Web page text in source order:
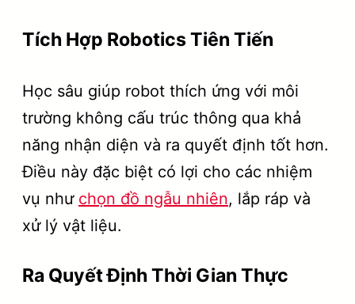
Tích Hợp Robotics Tiên Tiến
Học sâu giúp robot thích ứng với môi
trường không cấu trúc thông qua khả
năng nhận diện và ra quyết định tốt hơn.
Điều này đặc biệt có lợi cho các nhiệm
vụ như chọn đồ ngẫu nhiên, lắp ráp và
xử lý vật liệu.
Ra Quyết Định Thời Gian Thực